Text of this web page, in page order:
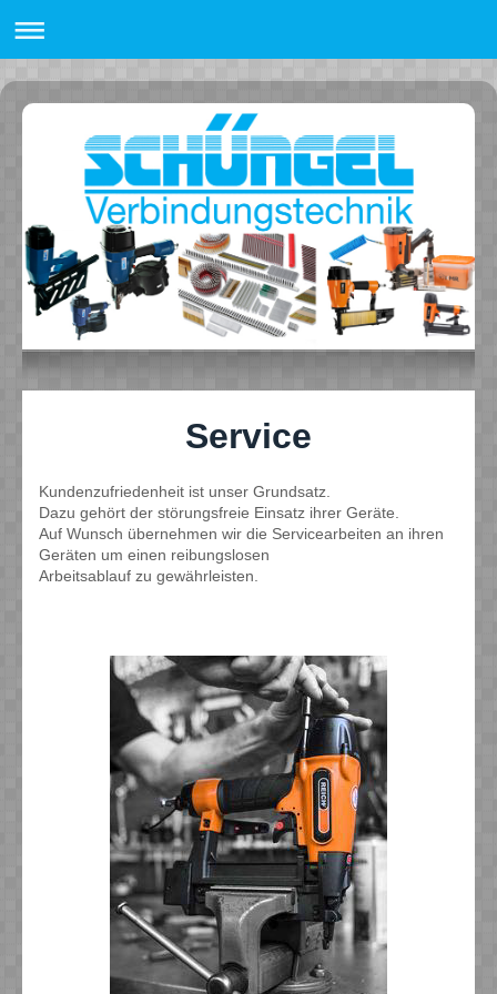
Service
Kundenzufriedenheit ist unser Grundsatz.
Dazu gehört der störungsfreie Einsatz ihrer Geräte.
Auf Wunsch übernehmen wir die Servicearbeiten an ihren
Geräten um einen reibungslosen
Arbeitsablauf zu gewährleisten.